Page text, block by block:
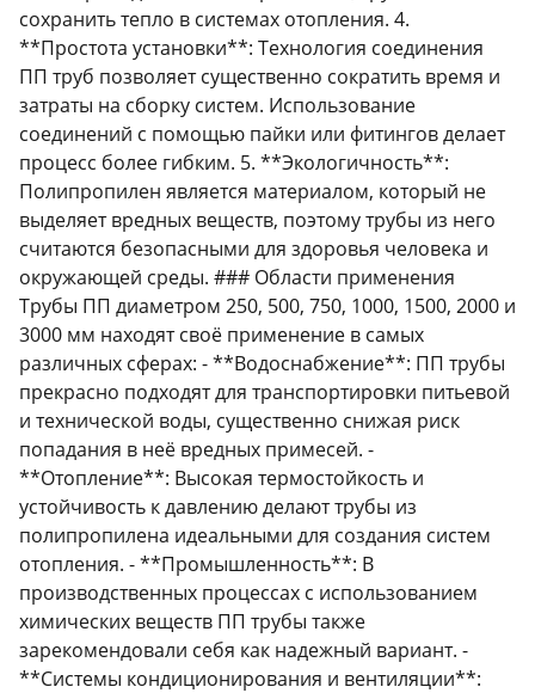
сохранить тепло в системах отопления. 4.
**Простота установки**: Технология соединения
ПП труб позволяет существенно сократить время и
затраты на сборку систем. Использование
соединений с помощью пайки или фитингов делает
процесс более гибким. 5. **Экологичность**:
Полипропилен является материалом, который не
выделяет вредных веществ, поэтому трубы из него
считаются безопасными для здоровья человека и
окружающей среды. ### Области применения
Трубы ПП диаметром 250, 500, 750, 1000, 1500, 2000 и
3000 мм находят своё применение в самых
различных сферах: - **Водоснабжение**: ПП трубы
прекрасно подходят для транспортировки питьевой
и технической воды, существенно снижая риск
попадания в неё вредных примесей. -
**Отопление**: Высокая термостойкость и
устойчивость к давлению делают трубы из
полипропилена идеальными для создания систем
отопления. - **Промышленность**: В
производственных процессах с использованием
химических веществ ПП трубы также
зарекомендовали себя как надежный вариант. -
**Системы кондиционирования и вентиляции**: